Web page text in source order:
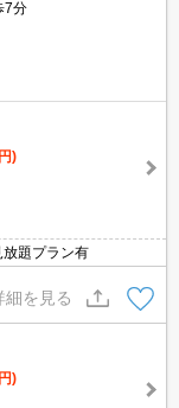
7分
)
題プラン有
細を見る
)